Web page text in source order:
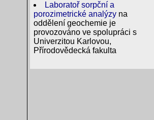
Laboratoř sorpční a
porozimetrické analýzy na
oddělení geochemie je
provozováno ve spolupráci s
Univerzitou Karlovou,
Přírodovědecká fakulta